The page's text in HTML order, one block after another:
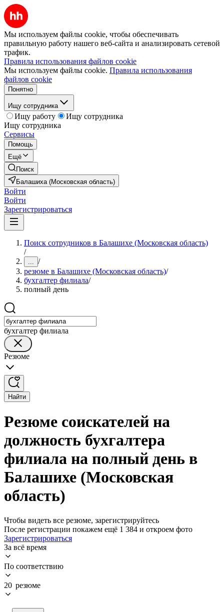
Мы используем файлы cookie, чтобы обеспечивать
правильную работу нашего веб-сайта и анализировать сетевой
трафик.
Правила использования файлов cookie
Мы используем файлы cookie. Правила использования
файлов cookie
Понятно
Ищу сотрудника
Ищу работу
Ищу сотрудника
Ищу сотрудника
Сервисы
Помощь
Ещё
Поиск
Балашиха (Московская область)
Войти
Войти
Зарегистрироваться
Поиск сотрудников в Балашихе (Московская область)
/
... /
резюме в Балашихе (Московская область)/
бухгалтер филиала/
полный день
бухгалтер филиала
Резюме
Найти
Резюме соискателей на
должность бухгалтера
филиала на полный день в
Балашихе (Московская
область)
Чтобы видеть все резюме, зарегистрируйтесь
После регистрации покажем ещё 1 384 и откроем фото
Зарегистрироваться
За всё время
По соответствию
20 резюме